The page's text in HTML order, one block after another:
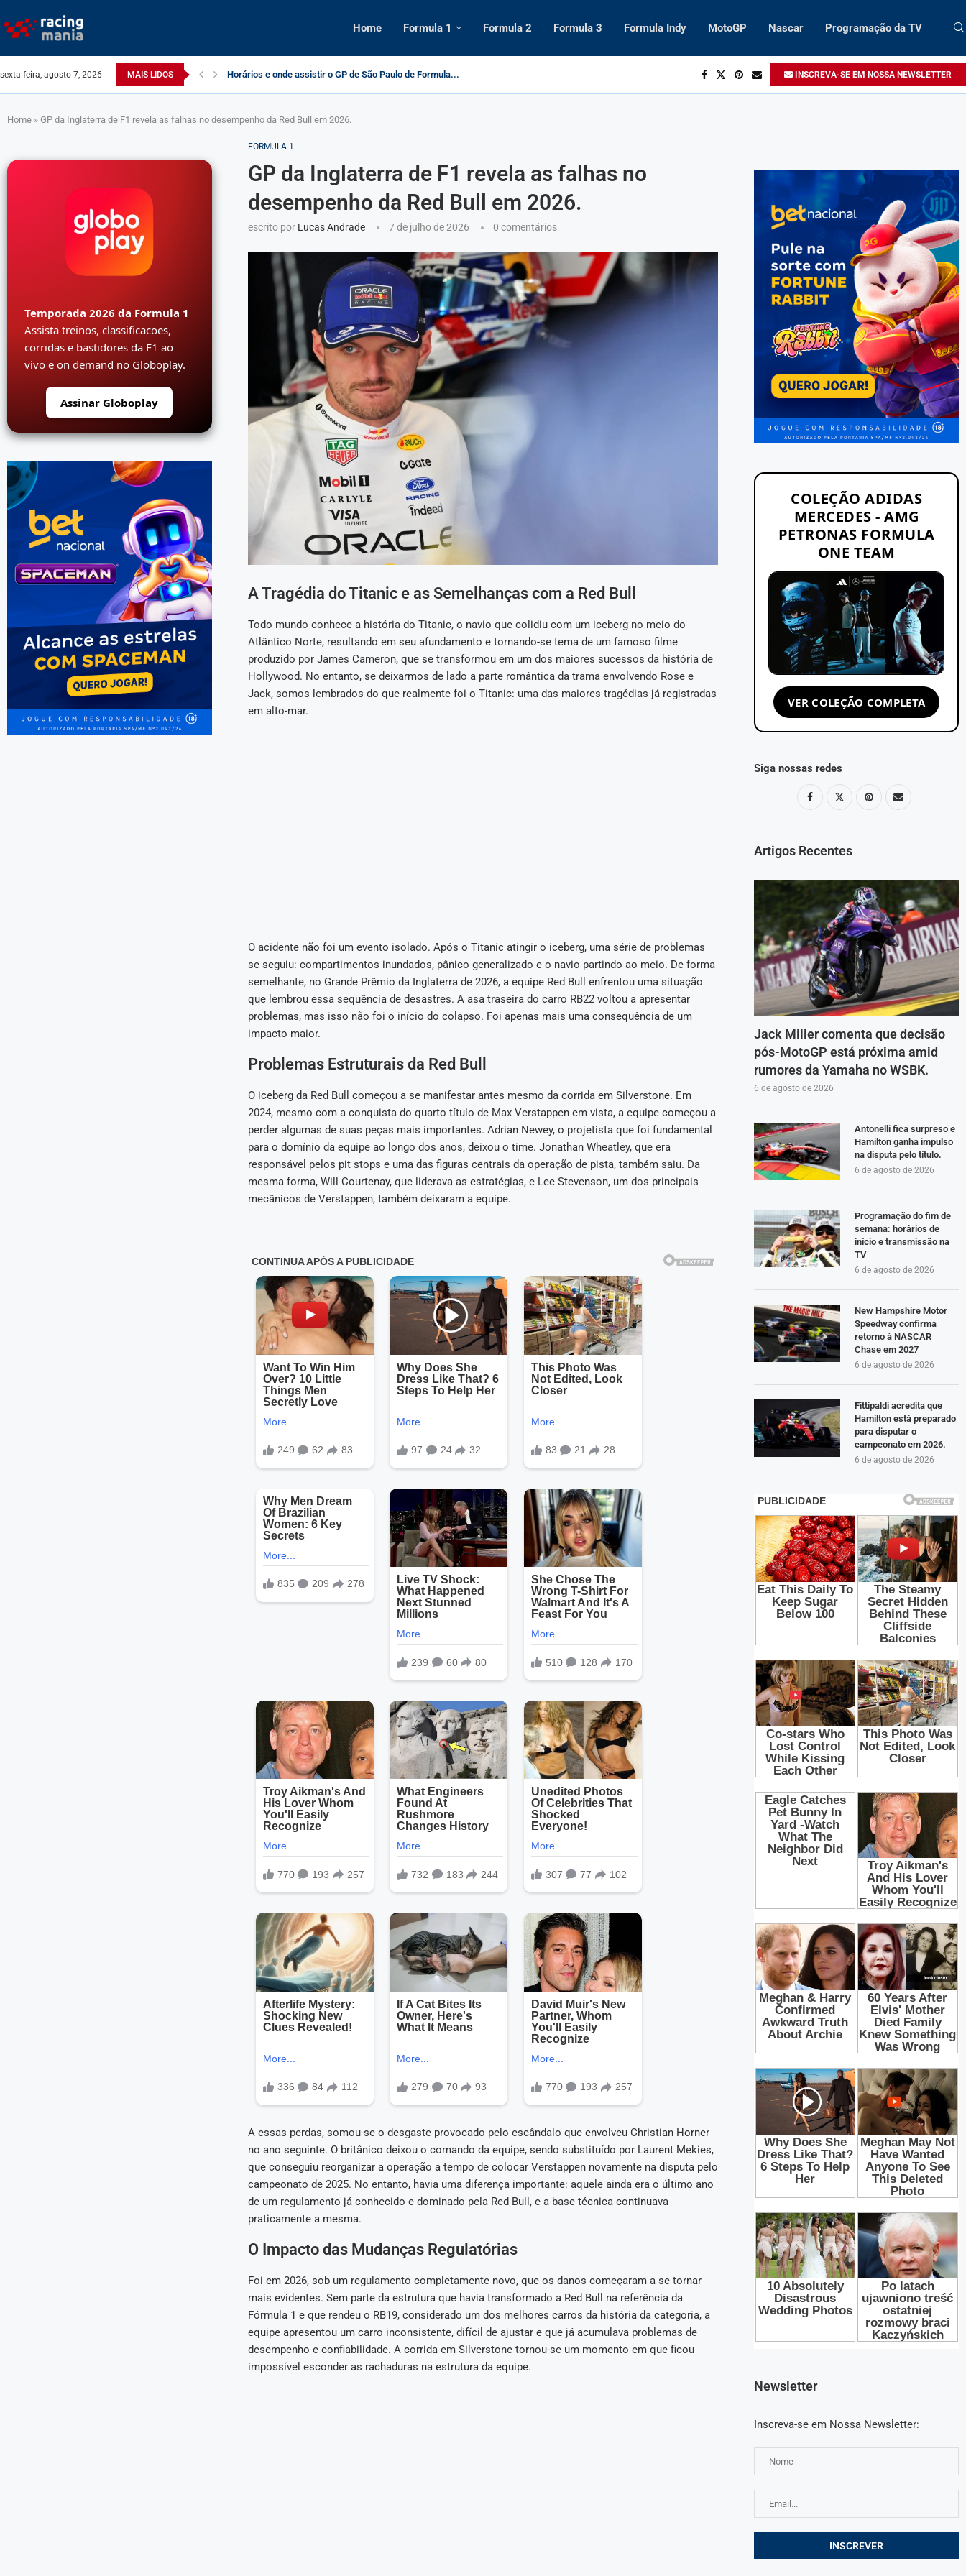
Home Formula 1 Formula 2 Formula 3 Formula Indy MotoGP Nascar Programação da TV
sexta-feira, agosto 7, 2026 MAIS LIDOS Veja como está a classificação do campeonato de F1 2025 após... INSCREVA-SE EM NOSSA NEWSLETTER
Home » GP da Inglaterra de F1 revela as falhas no desempenho da Red Bull em 2026.
FORMULA 1
GP da Inglaterra de F1 revela as falhas no
desempenho da Red Bull em 2026.
escrito por Lucas Andrade 7 de julho de 2026 0 comentários
A Tragédia do Titanic e as Semelhanças com a Red Bull
Todo mundo conhece a história do Titanic, o navio que colidiu com um iceberg no meio do
Atlântico Norte, resultando em seu afundamento e tornando-se tema de um famoso filme
produzido por James Cameron, que se transformou em um dos maiores sucessos da história de
Hollywood. No entanto, se deixarmos de lado a parte romântica da trama envolvendo Rose e
Jack, somos lembrados do que realmente foi o Titanic: uma das maiores tragédias já registradas
em alto-mar.
O acidente não foi um evento isolado. Após o Titanic atingir o iceberg, uma série de problemas
se seguiu: compartimentos inundados, pânico generalizado e o navio partindo ao meio. De forma
semelhante, no Grande Prêmio da Inglaterra de 2026, a equipe Red Bull enfrentou uma situação
que lembrou essa sequência de desastres. A asa traseira do carro RB22 voltou a apresentar
problemas, mas isso não foi o início do colapso. Foi apenas mais uma consequência de um
impacto maior.
Problemas Estruturais da Red Bull
O iceberg da Red Bull começou a se manifestar antes mesmo da corrida em Silverstone. Em
2024, mesmo com a conquista do quarto título de Max Verstappen em vista, a equipe começou a
perder algumas de suas peças mais importantes. Adrian Newey, o projetista que foi fundamental
para o domínio da equipe ao longo dos anos, deixou o time. Jonathan Wheatley, que era
responsável pelos pit stops e uma das figuras centrais da operação de pista, também saiu. Da
mesma forma, Will Courtenay, que liderava as estratégias, e Lee Stevenson, um dos principais
mecânicos de Verstappen, também deixaram a equipe.
A essas perdas, somou-se o desgaste provocado pelo escândalo que envolveu Christian Horner
no ano seguinte. O britânico deixou o comando da equipe, sendo substituído por Laurent Mekies,
que conseguiu reorganizar a operação a tempo de colocar Verstappen novamente na disputa pelo
campeonato de 2025. No entanto, havia uma diferença importante: aquele ainda era o último ano
de um regulamento já conhecido e dominado pela Red Bull, e a base técnica continuava
praticamente a mesma.
O Impacto das Mudanças Regulatórias
Foi em 2026, sob um regulamento completamente novo, que os danos começaram a se tornar
mais evidentes. Sem parte da estrutura que havia transformado a Red Bull na referência da
Fórmula 1 e que rendeu o RB19, considerado um dos melhores carros da história da categoria, a
equipe apresentou um carro inconsistente, difícil de ajustar e que já acumulava problemas de
desempenho e confiabilidade. A corrida em Silverstone tornou-se um momento em que ficou
impossível esconder as rachaduras na estrutura da equipe.
COLEÇÃO ADIDAS
MERCEDES - AMG
PETRONAS FORMULA
ONE TEAM
VER COLEÇÃO COMPLETA
Siga nossas redes
Artigos Recentes
Jack Miller comenta que decisão
pós-MotoGP está próxima amid
rumores da Yamaha no WSBK.
6 de agosto de 2026
Antonelli fica surpreso e
Hamilton ganha impulso
na disputa pelo título.
6 de agosto de 2026
Programação do fim de
semana: horários de
início e transmissão na
TV
6 de agosto de 2026
New Hampshire Motor
Speedway confirma
retorno à NASCAR
Chase em 2027
6 de agosto de 2026
Fittipaldi acredita que
Hamilton está preparado
para disputar o
campeonato em 2026.
6 de agosto de 2026
Newsletter
Inscreva-se em Nossa Newsletter:
Temporada 2026 da Formula 1
Assista treinos, classificacoes,
corridas e bastidores da F1 ao
vivo e on demand no Globoplay.
Assinar Globoplay